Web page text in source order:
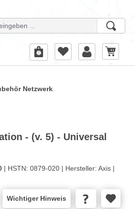
Netzwerk
- (v. 5) - Universal
| HSTN: 0879-020 | Hersteller: Axis |
Wichtiger Hinweis